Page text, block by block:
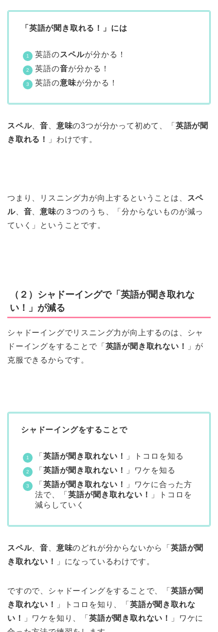
「英語が聞き取れる！」には
英語のスペルが分かる！
英語の音が分かる！
英語の意味が分かる！
スペル、音 意味の3つが分かって初めて、「 英語が聞
き取れる！
」わけです。
つまり、リスニング力が向上するということは、
スペ
ル、 音 、意味の３つのうち、「分からないものが減っ
ていく」ということです。
（２）シャドーイングで「英語が聞き取れな
い！」が減る
シャドーイングでリスニング力が向上するのは、シャ
ドーイングをすることで「 英語が聞き取れない！
」が
克服できるからです。
シャドーイングをすることで
「 英語が聞き取れない！
」トコロを知る
「 英語が聞き取れない！
」ワケを知る
「 英語が聞き取れない！
」ワケに合った方
法で、「 英語が聞き取れない！
」トコロを
減らしていく
スペル、音 意味のどれが分からないから「英語が聞
き取れない！
」になっているわけです。
ですので、シャドーイングをすることで、「 英語が聞
き取れない！
」トコロを知り、「英語が聞き取れな
い！
」ワケを知り、「英語が聞き取れない！
」ワケに